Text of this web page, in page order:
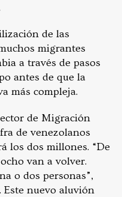
de las
migrantes
a través de pasos
antes de que la
más compleja.
de Migración
de venezolanos
los dos millones. “De
van a volver.
o dos personas”,
Este nuevo aluvión